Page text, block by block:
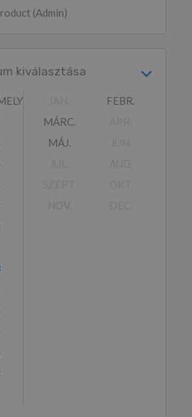
(Admin)
kiválasztása
FEBR.
MÁRC.
MÁJ.